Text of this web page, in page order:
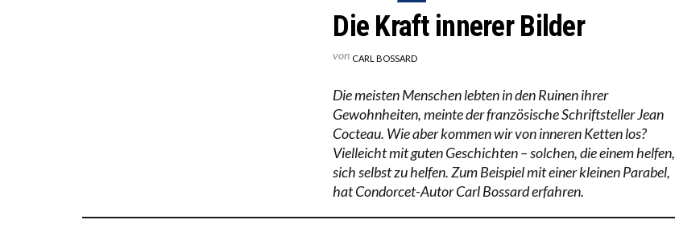
Die Kraft innerer Bilder
von CARL BOSSARD
Die meisten Menschen lebten in den Ruinen ihrer
Gewohnheiten, meinte der französische Schriftsteller Jean
Cocteau. Wie aber kommen wir von inneren Ketten los?
Vielleicht mit guten Geschichten – solchen, die einem helfen,
sich selbst zu helfen. Zum Beispiel mit einer kleinen Parabel,
hat Condorcet-Autor Carl Bossard erfahren.